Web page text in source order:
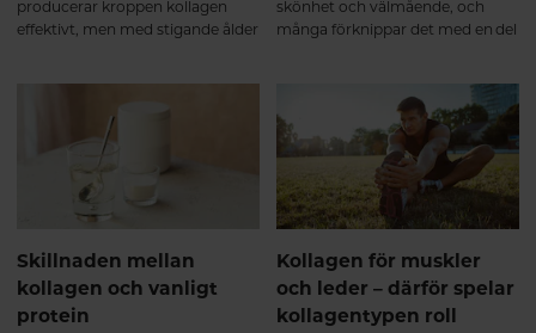
kan stödja muskelmassa och
styrkeutveckling. Detta tros
bindväven som omger och
stödjer musklerna⁵. Efter 6
månader – långsiktigt stöd för
muskler och leder Kollagen
omsätts långsamt i kroppen,
vilket gör att kontinuitet är viktig.
Vid regelbundet intag under flera
månader visar forskning att
kollagen kan bidra till en fortsatt
positiv utveckling av broskets
och bindvävens kvalitet samt ge
producerar kroppen kollagen
effektivt, men med stigande ålder
mer märkbara efter 40 års ålder,
då kroppens förmåga att bilda
nytt kollagen inte längre håller
samma takt som tidigare.
skönhet och välmående, och
många förknippar det med en del
mycket mer än så.
Skillnaden mellan
kollagen och vanligt
protein
Kollagen för muskler
och leder – därför spelar
kollagentypen roll